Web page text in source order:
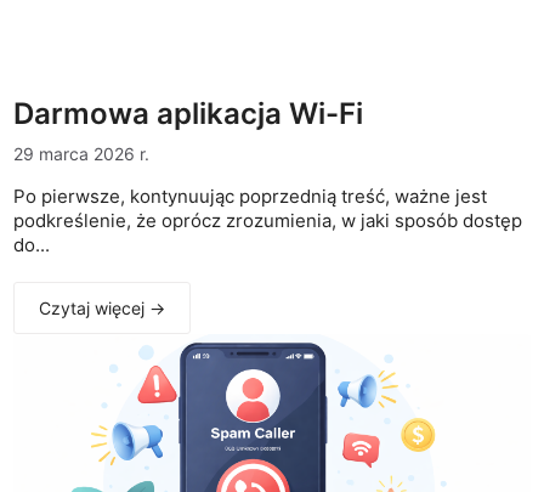
Darmowa aplikacja Wi-Fi
29 marca 2026 r.
Po pierwsze, kontynuując poprzednią treść, ważne jest
podkreślenie, że oprócz zrozumienia, w jaki sposób dostęp
do...
Czytaj więcej →